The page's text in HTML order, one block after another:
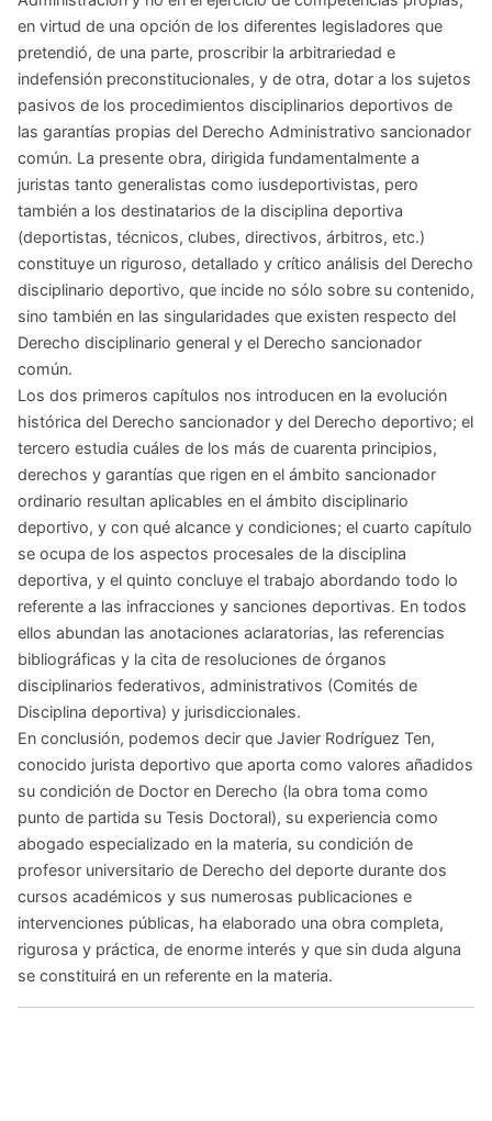
en virtud de una opción de los diferentes legisladores que
pretendió, de una parte, proscribir la arbitrariedad e
indefensión preconstitucionales, y de otra, dotar a los sujetos
pasivos de los procedimientos disciplinarios deportivos de
las garantías propias del Derecho Administrativo sancionador
común. La presente obra, dirigida fundamentalmente a
juristas tanto generalistas como iusdeportivistas, pero
también a los destinatarios de la disciplina deportiva
(deportistas, técnicos, clubes, directivos, árbitros, etc.)
constituye un riguroso, detallado y crítico análisis del Derecho
disciplinario deportivo, que incide no sólo sobre su contenido,
sino también en las singularidades que existen respecto del
Derecho disciplinario general y el Derecho sancionador
común.
Los dos primeros capítulos nos introducen en la evolución
histórica del Derecho sancionador y del Derecho deportivo; el
tercero estudia cuáles de los más de cuarenta principios,
derechos y garantías que rigen en el ámbito sancionador
ordinario resultan aplicables en el ámbito disciplinario
deportivo, y con qué alcance y condiciones; el cuarto capítulo
se ocupa de los aspectos procesales de la disciplina
deportiva, y el quinto concluye el trabajo abordando todo lo
referente a las infracciones y sanciones deportivas. En todos
ellos abundan las anotaciones aclaratorias, las referencias
bibliográficas y la cita de resoluciones de órganos
disciplinarios federativos, administrativos (Comités de
Disciplina deportiva) y jurisdiccionales.
En conclusión, podemos decir que Javier Rodríguez Ten,
conocido jurista deportivo que aporta como valores añadidos
su condición de Doctor en Derecho (la obra toma como
punto de partida su Tesis Doctoral), su experiencia como
abogado especializado en la materia, su condición de
profesor universitario de Derecho del deporte durante dos
cursos académicos y sus numerosas publicaciones e
intervenciones públicas, ha elaborado una obra completa,
rigurosa y práctica, de enorme interés y que sin duda alguna
se constituirá en un referente en la materia.